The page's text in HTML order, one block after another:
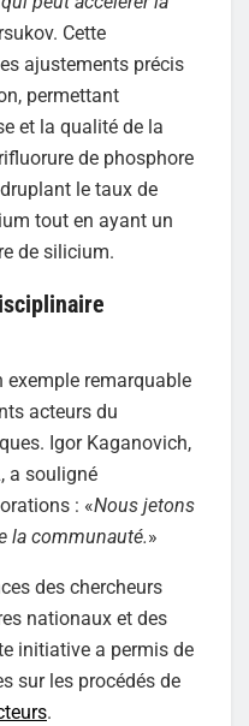
Cette
ajustements précis
permettant
et la qualité de la
de phosphore
le taux de
tout en ayant un
de silicium.
exemple remarquable
acteurs du
Igor Kaganovich,
a souligné
: «Nous jetons
la communauté.»
des chercheurs
nationaux et des
initiative a permis de
sur les procédés de
.